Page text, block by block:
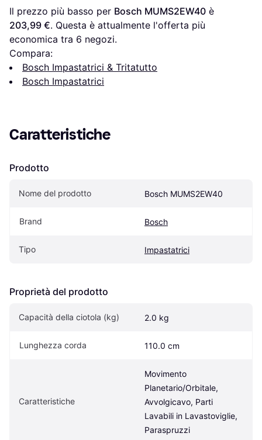
Il prezzo più basso per Bosch MUMS2EW40
203,99 €. Questa è attualmente l'offerta più
economica tra 6 negozi.
Compara:
Bosch Impastatrici & Tritatutto
Bosch Impastatrici
Caratteristiche
Prodotto
Nome del prodotto Bosch MUMS2EW40
Brand Bosch
Tipo Impastatrici
Proprietà del prodotto
Capacità della ciotola (kg) 2.0 kg
Lunghezza corda 110.0 cm
Caratteristiche
Movimento
Planetario/Orbitale,
Avvolgicavo, Parti
Lavabili in Lavastoviglie,
Paraspruzzi